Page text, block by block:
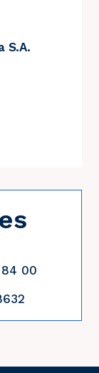
S.A.
84 00